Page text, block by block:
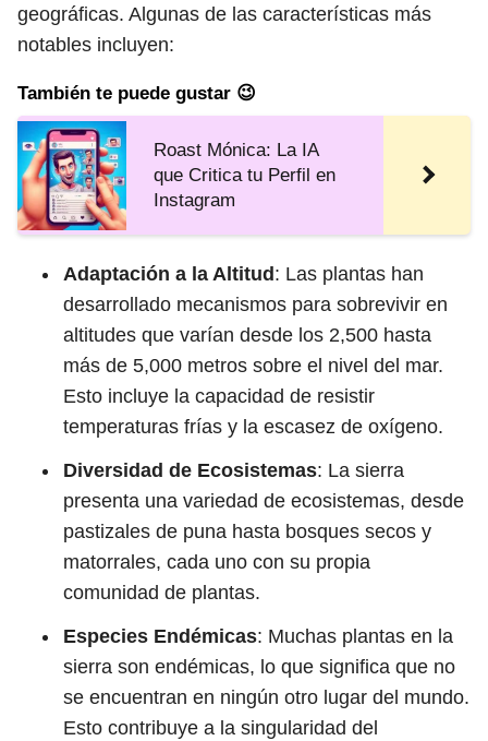
geográficas. Algunas de las características más
notables incluyen:
También te puede gustar 😉
Roast Mónica: La IA
que Critica tu Perfil en
Instagram
Adaptación a la Altitud : Las plantas han
desarrollado mecanismos para sobrevivir en
altitudes que varían desde los 2,500 hasta
más de 5,000 metros sobre el nivel del mar.
Esto incluye la capacidad de resistir
temperaturas frías y la escasez de oxígeno.
Diversidad de Ecosistemas: La sierra
presenta una variedad de ecosistemas, desde
pastizales de puna hasta bosques secos y
matorrales, cada uno con su propia
comunidad de plantas.
Especies Endémicas: Muchas plantas en la
sierra son endémicas, lo que significa que no
se encuentran en ningún otro lugar del mundo.
Esto contribuye a la singularidad del